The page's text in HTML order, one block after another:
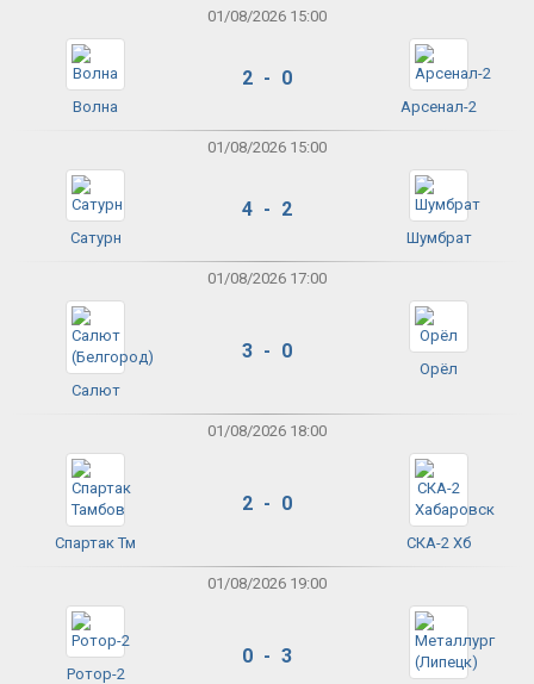
01/08/2026 15:00
Волна
2 - 0
Арсенал-2
01/08/2026 15:00
Сатурн
4 - 2
Шумбрат
01/08/2026 17:00
Салют
3 - 0
Орёл
01/08/2026 18:00
Спартак Тм
2 - 0
СКА-2 Хб
01/08/2026 19:00
Ротор-2
0 - 3